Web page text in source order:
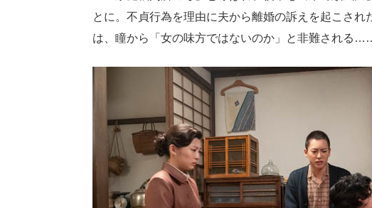
とに。不貞行為を理由に夫から離婚の訴えを起こさ
は、瞳から「女の味方ではないのか」と非難される